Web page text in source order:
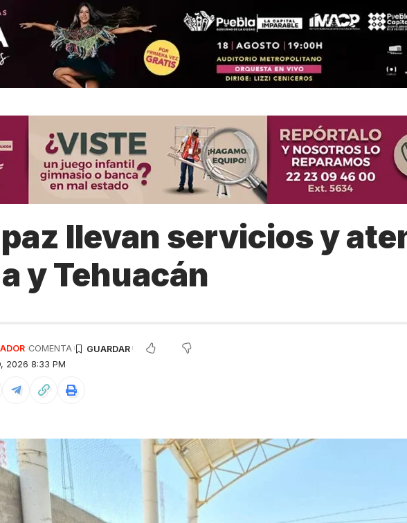
llevan servicios y
y Tehuacán
2026 8:33 PM
COMENTA